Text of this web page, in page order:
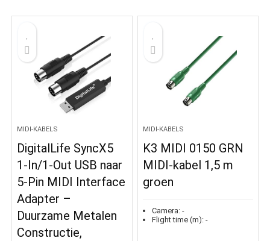
MIDI-KABELS
DigitalLife SyncX5
1-In/1-Out USB naar
5-Pin MIDI Interface
Adapter –
Duurzame Metalen
Constructie,
MIDI-KABELS
K3 MIDI 0150 GRN
MIDI-kabel 1,5 m
groen
Camera: -
Flight time (m): -